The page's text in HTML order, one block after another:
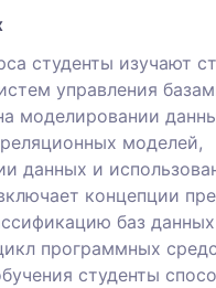
студенты изучают
управления
моделировании
моделей,
данных и
концепции
баз
программных
студенты